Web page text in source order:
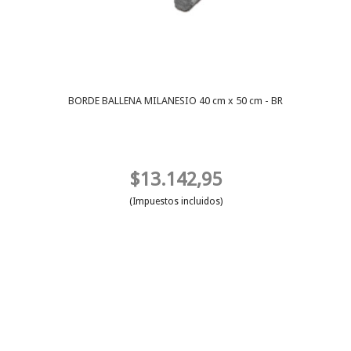
BORDE BALLENA MILANESIO 40 cm x 50 cm - BR
$13.142,95
(Impuestos incluidos)